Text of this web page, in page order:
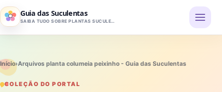
Pular para o conteúdo
Guia das Suculentas
SAIBA TUDO SOBRE PLANTAS SUCULENTAS
Início›Arquivos planta columeia peixinho - Guia das Suculentas
COLEÇÃO DO PORTAL